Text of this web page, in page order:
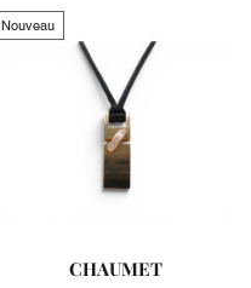
Nouveau
CHAUMET